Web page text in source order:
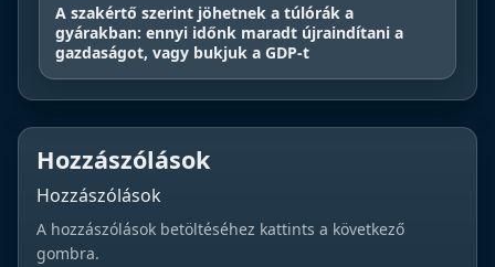
A szakértő szerint jöhetnek a túlórák a
gyárakban: ennyi időnk maradt újraindítani a
gazdaságot, vagy bukjuk a GDP-t
Hozzászólások
Hozzászólások
A hozzászólások betöltéséhez kattints a következő
gombra.